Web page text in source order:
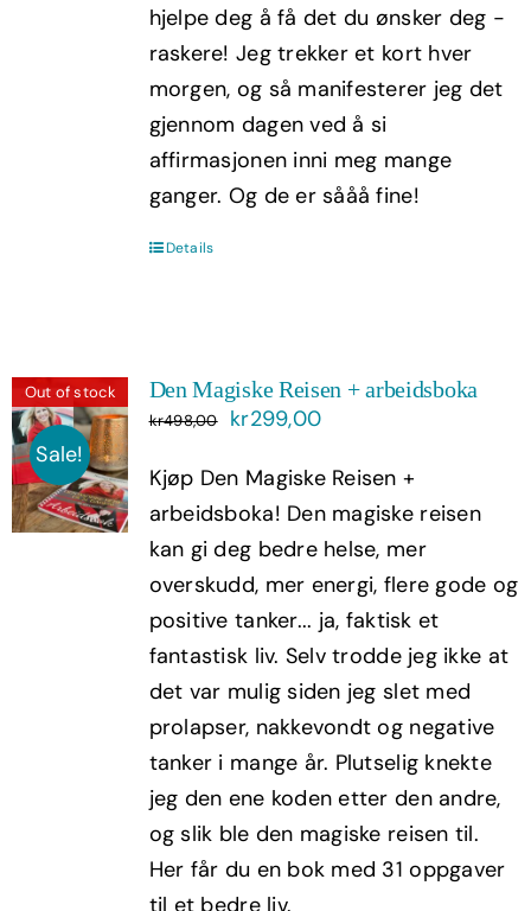
hjelpe deg å få det du ønsker deg -
raskere! Jeg trekker et kort hver
morgen, og så manifesterer jeg det
gjennom dagen ved å si
affirmasjonen inni meg mange
ganger. Og de er sååå fine!
Details
Out of stock
Sale!
Den Magiske Reisen + arbeidsboka
kr498,00
Opprinnelig
var:
kr498,00.
kr299,00Nåværende
er:
kr299,00.
Kjøp Den Magiske Reisen +
arbeidsboka! Den magiske reisen
kan gi deg bedre helse, mer
overskudd, mer energi, flere gode og
positive tanker... ja, faktisk et
fantastisk liv. Selv trodde jeg ikke at
det var mulig siden jeg slet med
prolapser, nakkevondt og negative
tanker i mange år. Plutselig knekte
jeg den ene koden etter den andre,
og slik ble den magiske reisen til.
Her får du en bok med 31 oppgaver
til et bedre liv.